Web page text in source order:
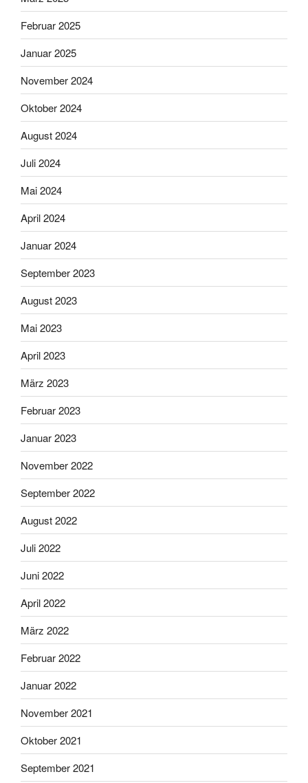
Februar 2025
Januar 2025
November 2024
Oktober 2024
August 2024
Juli 2024
Mai 2024
April 2024
Januar 2024
September 2023
August 2023
Mai 2023
April 2023
März 2023
Februar 2023
Januar 2023
November 2022
September 2022
August 2022
Juli 2022
Juni 2022
April 2022
März 2022
Februar 2022
Januar 2022
November 2021
Oktober 2021
September 2021